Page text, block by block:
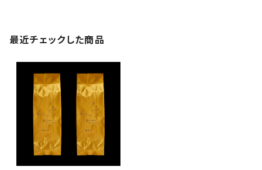
最近チェックした商品